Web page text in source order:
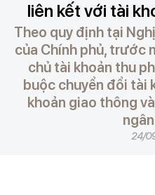
liên kết với tài
Theo quy định tại
của Chính phủ, trước
chủ tài khoản thu
buộc chuyển đổi tài
khoản giao thông
24/